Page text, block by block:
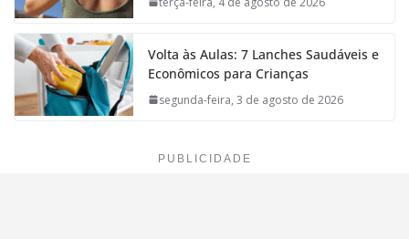
Volta às Aulas: 7 Lanches Saudáveis e
Econômicos para Crianças
segunda-feira, 3 de agosto de 2026
PUBLICIDADE